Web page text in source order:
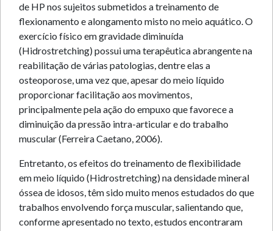
de HP nos sujeitos submetidos a treinamento de
flexionamento e alongamento misto no meio aquático. O
exercício físico em gravidade diminuída
(Hidrostretching) possui uma terapêutica abrangente na
reabilitação de várias patologias, dentre elas a
osteoporose, uma vez que, apesar do meio líquido
proporcionar facilitação aos movimentos,
principalmente pela ação do empuxo que favorece a
diminuição da pressão intra-articular e do trabalho
muscular (Ferreira Caetano, 2006).
Entretanto, os efeitos do treinamento de flexibilidade
em meio líquido (Hidrostretching) na densidade mineral
óssea de idosos, têm sido muito menos estudados do que
trabalhos envolvendo força muscular, salientando que,
conforme apresentado no texto, estudos encontraram